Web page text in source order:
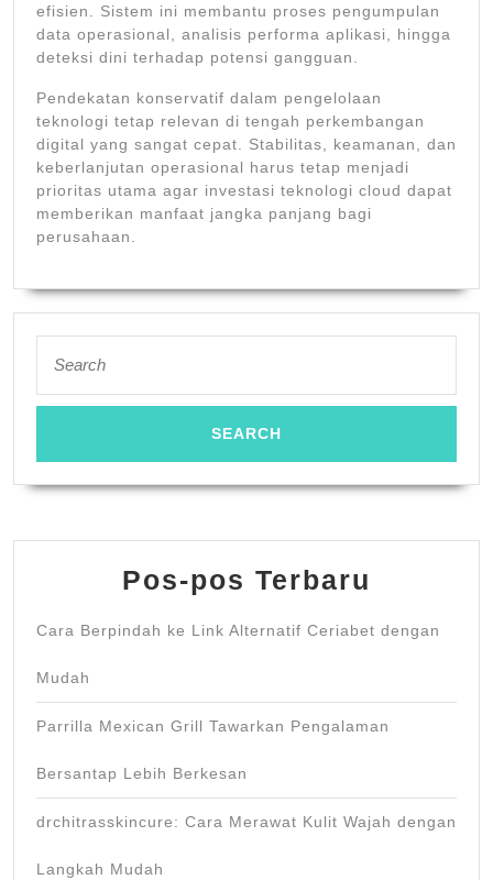
efisien. Sistem ini membantu proses pengumpulan
data operasional, analisis performa aplikasi, hingga
deteksi dini terhadap potensi gangguan.
Pendekatan konservatif dalam pengelolaan
teknologi tetap relevan di tengah perkembangan
digital yang sangat cepat. Stabilitas, keamanan, dan
keberlanjutan operasional harus tetap menjadi
prioritas utama agar investasi teknologi cloud dapat
memberikan manfaat jangka panjang bagi
perusahaan.
for:
Pos-pos Terbaru
Cara Berpindah ke Link Alternatif Ceriabet dengan
Mudah
Parrilla Mexican Grill Tawarkan Pengalaman
Bersantap Lebih Berkesan
drchitrasskincure: Cara Merawat Kulit Wajah dengan
Langkah Mudah